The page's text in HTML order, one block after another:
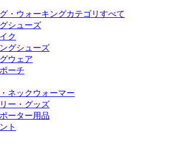
・ウォーキングカテゴリすべて
シューズ
ク
グシューズ
ウェア
ーチ
ネックウォーマー
ー・グッズ
ーター用品
ト